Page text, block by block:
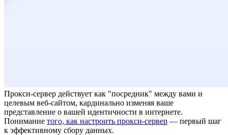
Прокси-сервер действует как "посредник" между вами и
целевым веб-сайтом, кардинально изменяя ваше
представление о вашей идентичности в интернете.
Понимание того, как настроить прокси-сервер — первый шаг
к эффективному сбору данных.